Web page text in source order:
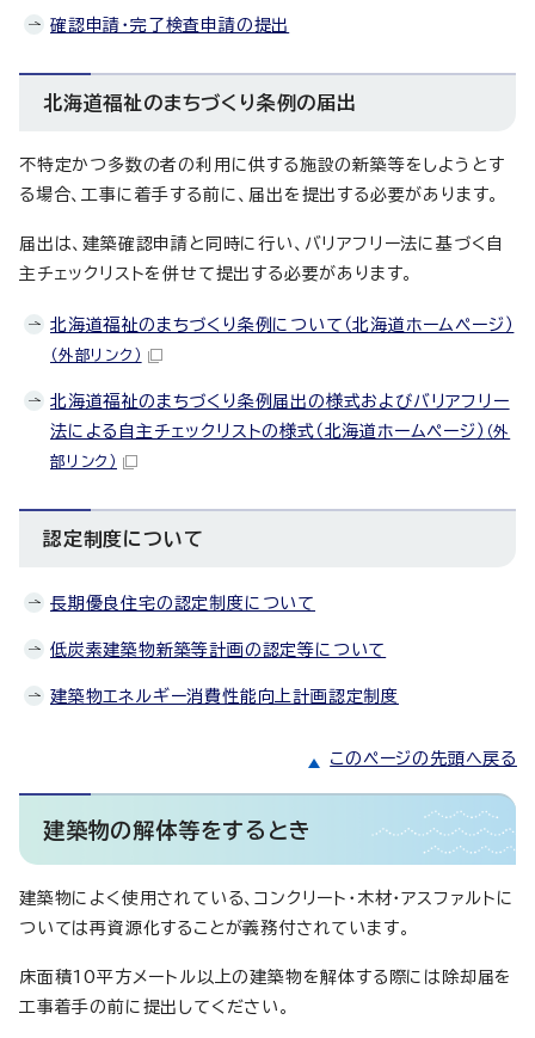
確認申請・完了検査申請の提出
北海道福祉のまちづくり条例の届出
不特定かつ多数の者の利用に供する施設の新築等をしようとす
る場合、工事に着手する前に、届出を提出する必要があります。
届出は、建築確認申請と同時に行い、バリアフリー法に基づく自
主チェックリストを併せて提出する必要があります。
北海道福祉のまちづくり条例について（北海道ホームページ）
（外部リンク）
北海道福祉のまちづくり条例届出の様式およびバリアフリー
法による自主チェックリストの様式（北海道ホームページ） （外
部リンク）
認定制度について
長期優良住宅の認定制度について
低炭素建築物新築等計画の認定等について
建築物エネルギー消費性能向上計画認定制度
このページの先頭へ戻る
建築物の解体等をするとき
建築物によく使用されている、コンクリート・木材・アスファルトに
ついては再資源化することが義務付されています。
床面積10平方メートル以上の建築物を解体する際には除却届を
工事着手の前に提出してください。